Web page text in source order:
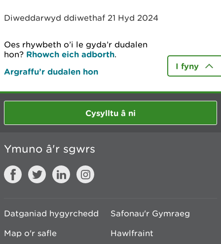
Diweddarwyd ddiwethaf 21 Hyd 2024
Oes rhywbeth o’i le gyda’r dudalen
hon? Rhowch eich adborth.
Argraffu’r dudalen hon
I fyny
Cysylltu â ni
Ymuno â'r sgwrs
Datganiad hygyrchedd
Safonau'r Gymraeg
Map o'r safle
Hawlfraint